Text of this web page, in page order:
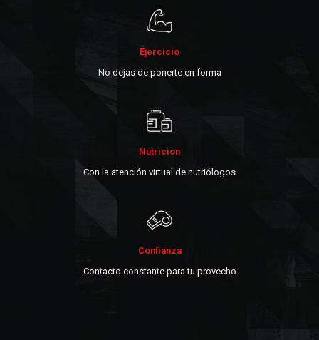
Ejercicio
No dejas de ponerte en forma
Nutrición
Con la atención virtual de nutriólogos
Confianza
Contacto constante para tu provecho